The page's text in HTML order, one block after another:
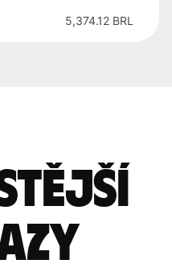
5,374.12 BRL